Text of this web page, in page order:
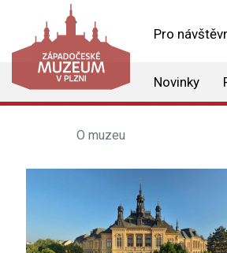
Pro
Novinky
O muzeu